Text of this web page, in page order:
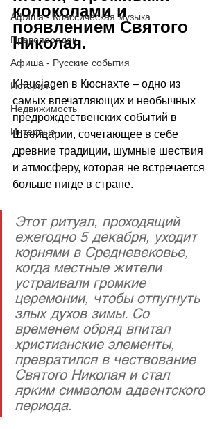
Афиша - Классическая музыка
Правопорядок
Афиша - Русские события
История
Недвижимость
Интервью
колоколами и
появлением Святого
Николая.
Klausjagen в Кюснахте – одно из
самых впечатляющих и необычных
предрождественских событий в
Швейцарии, сочетающее в себе
древние традиции, шумные шествия
и атмосферу, которая не встречается
больше нигде в стране.
Этот ритуал, проходящий
ежегодно 5 декабря, уходит
корнями в Средневековье,
когда местные жители
устраивали громкие
церемонии, чтобы отпугнуть
злых духов зимы. Со
временем обряд впитал
христианские элементы,
превратился в чествование
Святого Николая и стал
ярким символом адвентского
периода.